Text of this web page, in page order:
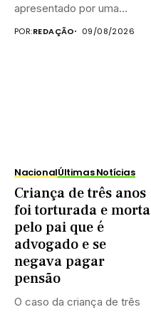
apresentado por uma
POR:REDAÇÃO 09/08/2026
NacionalÚltimas Notícias
Criança de três anos
foi torturada e morta
pelo pai que é
advogado e se
negava pagar
pensão
O caso da criança de três